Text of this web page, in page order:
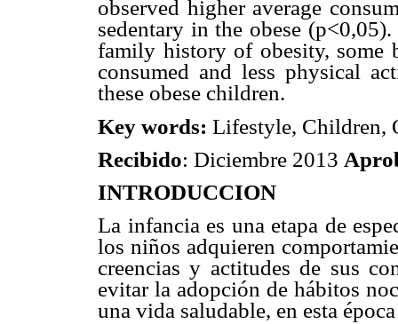
observed higher average
sedentary in the obese
family history of obesity, some
consumed and less physical
these obese children.
Key words: Lifestyle, Children,
Recibido: Diciembre 2013
INTRODUCCION
La infancia es una etapa de
los niños adquieren
creencias y actitudes de sus
evitar la adopción de hábitos
una vida saludable, en esta